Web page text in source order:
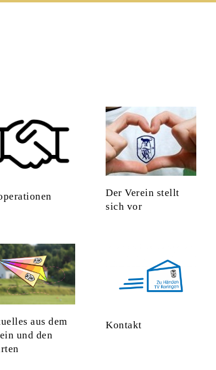
Der Verein stellt
sich vor
aus dem
und den
Kontakt